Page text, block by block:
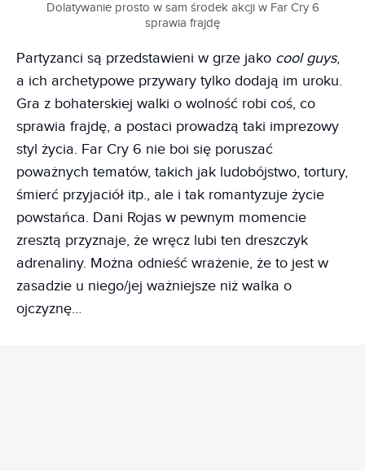
Dolatywanie prosto w sam środek akcji w Far Cry 6
sprawia frajdę
Partyzanci są przedstawieni w grze jako cool guys,
a ich archetypowe przywary tylko dodają im uroku.
Gra z bohaterskiej walki o wolność robi coś, co
sprawia frajdę, a postaci prowadzą taki imprezowy
styl życia. Far Cry 6 nie boi się poruszać
poważnych tematów, takich jak ludobójstwo, tortury,
śmierć przyjaciół itp., ale i tak romantyzuje życie
powstańca. Dani Rojas w pewnym momencie
zresztą przyznaje, że wręcz lubi ten dreszczyk
adrenaliny. Można odnieść wrażenie, że to jest w
zasadzie u niego/jej ważniejsze niż walka o
ojczyznę…